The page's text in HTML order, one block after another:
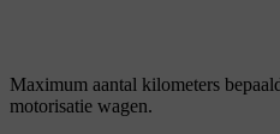
Maximum aantal kilometers
motorisatie wagen.